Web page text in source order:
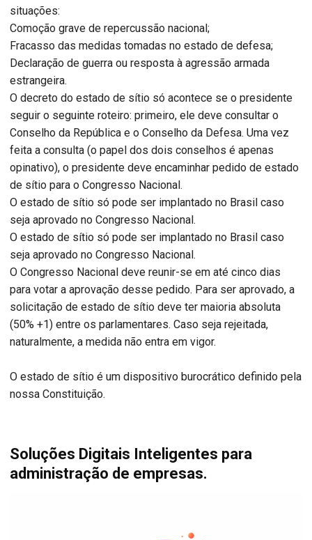
situações:
Comoção grave de repercussão nacional;
Fracasso das medidas tomadas no estado de defesa;
Declaração de guerra ou resposta à agressão armada
estrangeira.
O decreto do estado de sítio só acontece se o presidente
seguir o seguinte roteiro: primeiro, ele deve consultar o
Conselho da República e o Conselho da Defesa. Uma vez
feita a consulta (o papel dos dois conselhos é apenas
opinativo), o presidente deve encaminhar pedido de estado
de sítio para o Congresso Nacional.
O estado de sítio só pode ser implantado no Brasil caso
seja aprovado no Congresso Nacional.
O estado de sítio só pode ser implantado no Brasil caso
seja aprovado no Congresso Nacional.
O Congresso Nacional deve reunir-se em até cinco dias
para votar a aprovação desse pedido. Para ser aprovado, a
solicitação de estado de sítio deve ter maioria absoluta
(50% +1) entre os parlamentares. Caso seja rejeitada,
naturalmente, a medida não entra em vigor.
O estado de sítio é um dispositivo burocrático definido pela
nossa Constituição.
Soluções Digitais Inteligentes para
administração de empresas.